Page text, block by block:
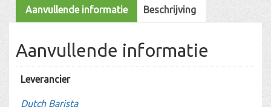
Aanvullende informatie Beschrijving
Aanvullende informatie
Leverancier
Dutch Barista